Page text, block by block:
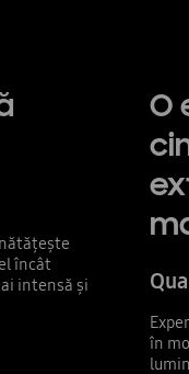
încât
intensă și
O
în